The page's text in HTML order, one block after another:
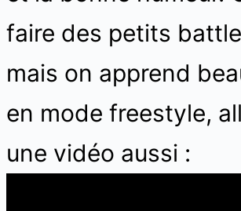
faire des petits
mais on apprend
en mode freestyle,
une vidéo aussi :